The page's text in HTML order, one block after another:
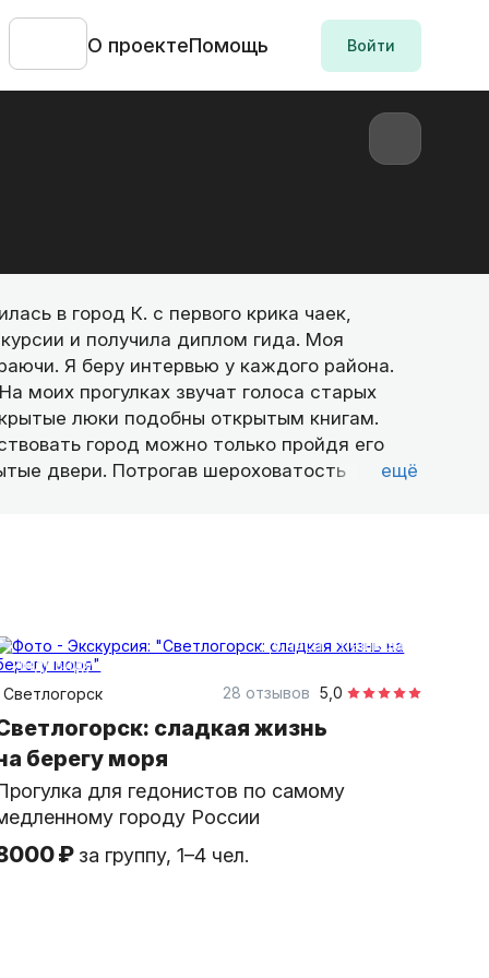
О проектеПомощь Войти
в город К. с первого крика чаек,
и получила диплом гида. Моя
Я беру интервью у каждого района.
прогулках звучат голоса старых
люки подобны открытым книгам.
город можно только пройдя его
двери. Потрогав шероховатость
ещё
2,5 часа
пешком
индивидуальная
Светлогорск
5,0
28 отзывов
сладкая жизнь
берегу моря
для гедонистов по самому
городу России
₽ за группу, 1–4 чел.